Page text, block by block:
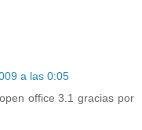
a las 0:05
office 3.1 gracias por